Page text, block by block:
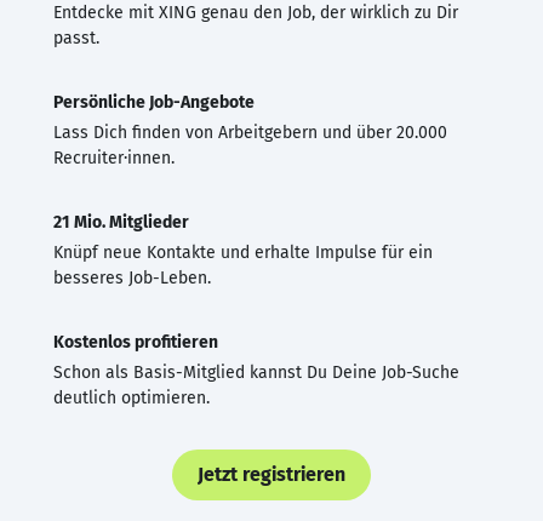
Entdecke mit XING genau den Job, der wirklich zu Dir
passt.
Persönliche Job-Angebote
Lass Dich finden von Arbeitgebern und über 20.000
Recruiter·innen.
21 Mio. Mitglieder
Knüpf neue Kontakte und erhalte Impulse für ein
besseres Job-Leben.
Kostenlos profitieren
Schon als Basis-Mitglied kannst Du Deine Job-Suche
deutlich optimieren.
Jetzt registrieren